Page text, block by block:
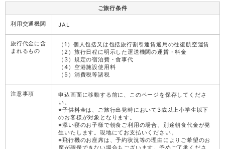
ご旅行条件
利用交通機関 JAL
旅行代金に含
まれるもの
（1）個人包括又は包括旅行割引運賃適用の往復航空運賃
（2）旅行日程に明示した運送機関の運賃・料金
（3）規定の宿泊費・食事代
（4）空港施設使用料
（5）消費税等諸税
注意事項
申込画面に移動する前に、このページを保存してくださ
い。
※子供料金は、ご旅行出発時において3歳以上小学生以下
のお客様が対象となります。
※添い寝のお子様で朝食ご利用の場合、別途朝食代金が発
生いたします。現地にてお支払いください。
※飛行機のお座席は、予約状況等の理由によりご希望のお
席が確保できない場合もございます。予めご了承くださ